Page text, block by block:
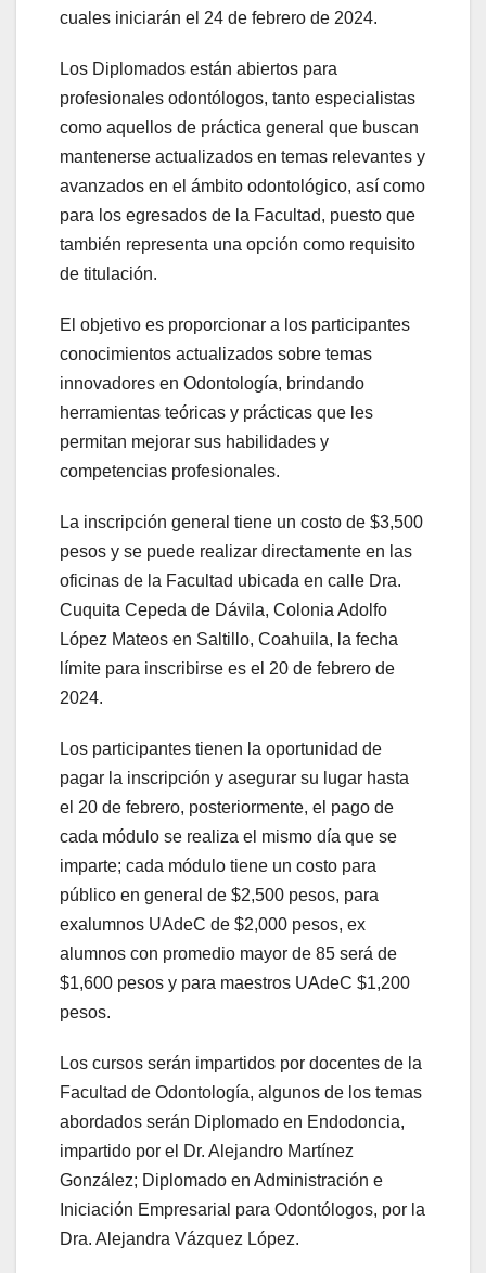
cuales iniciarán el 24 de febrero de 2024.
Los Diplomados están abiertos para
profesionales odontólogos, tanto especialistas
como aquellos de práctica general que buscan
mantenerse actualizados en temas relevantes y
avanzados en el ámbito odontológico, así como
para los egresados de la Facultad, puesto que
también representa una opción como requisito
de titulación.
El objetivo es proporcionar a los participantes
conocimientos actualizados sobre temas
innovadores en Odontología, brindando
herramientas teóricas y prácticas que les
permitan mejorar sus habilidades y
competencias profesionales.
La inscripción general tiene un costo de $3,500
pesos y se puede realizar directamente en las
oficinas de la Facultad ubicada en calle Dra.
Cuquita Cepeda de Dávila, Colonia Adolfo
López Mateos en Saltillo, Coahuila, la fecha
límite para inscribirse es el 20 de febrero de
2024.
Los participantes tienen la oportunidad de
pagar la inscripción y asegurar su lugar hasta
el 20 de febrero, posteriormente, el pago de
cada módulo se realiza el mismo día que se
imparte; cada módulo tiene un costo para
público en general de $2,500 pesos, para
exalumnos UAdeC de $2,000 pesos, ex
alumnos con promedio mayor de 85 será de
$1,600 pesos y para maestros UAdeC $1,200
pesos.
Los cursos serán impartidos por docentes de la
Facultad de Odontología, algunos de los temas
abordados serán Diplomado en Endodoncia,
impartido por el Dr. Alejandro Martínez
González; Diplomado en Administración e
Iniciación Empresarial para Odontólogos, por la
Dra. Alejandra Vázquez López.